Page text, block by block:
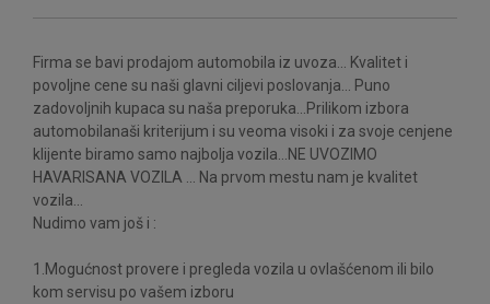
Firma se bavi prodajom automobila iz uvoza... Kvalitet i
povoljne cene su naši glavni ciljevi poslovanja... Puno
zadovoljnih kupaca su naša preporuka...Prilikom izbora
automobilanaši kriterijum i su veoma visoki i za svoje cenjene
klijente biramo samo najbolja vozila...NE UVOZIMO
HAVARISANA VOZILA ... Na prvom mestu nam je kvalitet
vozila...
Nudimo vam još i :
1.Mogućnost provere i pregleda vozila u ovlašćenom ili bilo
kom servisu po vašem izboru